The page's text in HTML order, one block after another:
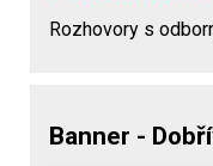
Rozhovory s
Banner -